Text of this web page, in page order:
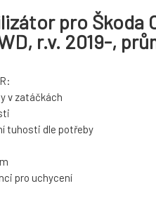
pro Škoda
r.v. 2019-,
v zatáčkách
tuhosti dle potřeby
pro uchycení